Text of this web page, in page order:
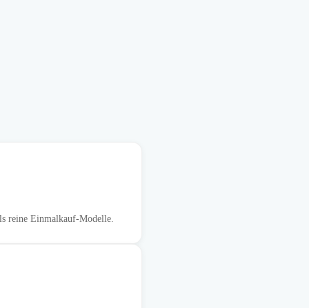
reine Einmalkauf-Modelle.